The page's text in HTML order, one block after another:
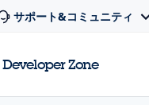
サポート&コミュニティ
Developer Zone